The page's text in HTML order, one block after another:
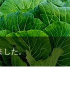
した。